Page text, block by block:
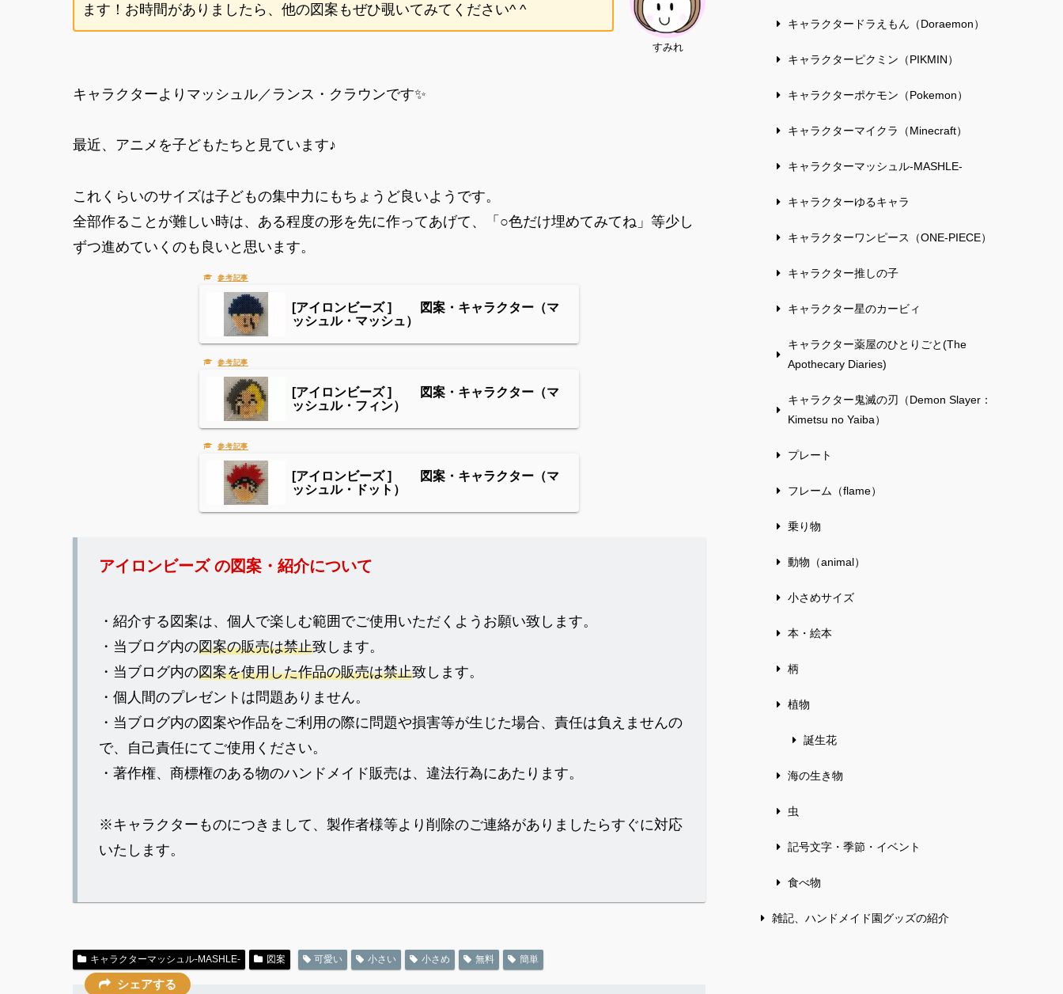
すみれ
ます！お時間がありましたら、他の図案もぜひ覗いてみてください^ ^
キャラクターよりマッシュル／ランス・クラウンです✨
最近、アニメを子どもたちと見ています♪
これくらいのサイズは子どもの集中力にもちょうど良いようです。
全部作ることが難しい時は、ある程度の形を先に作ってあげて、「○色だけ埋めてみてね」等少し
ずつ進めていくのも良いと思います。
[アイロンビーズ ] 図案・キャラクター（マ
ッシュル・マッシュ）
[アイロンビーズ ] 図案・キャラクター（マ
ッシュル・フィン）
[アイロンビーズ ] 図案・キャラクター（マ
ッシュル・ドット）
アイロンビーズ の図案・紹介について
・紹介する図案は、個人で楽しむ範囲でご使用いただくようお願い致します。
・当ブログ内の図案の販売は禁止致します。
・当ブログ内の図案を使用した作品の販売は禁止致します。
・個人間のプレゼントは問題ありません。
・当ブログ内の図案や作品をご利用の際に問題や損害等が生じた場合、責任は負えませんの
で、自己責任にてご使用ください。
・著作権、商標権のある物のハンドメイド販売は、違法行為にあたります。
※キャラクターものにつきまして、製作者様等より削除のご連絡がありましたらすぐに対応
いたします。
キャラクターマッシュル-MASHLE- 図案 可愛い 小さい 小さめ 無料 簡単
シェアする
キャラクタードラえもん（Doraemon）
キャラクターピクミン（PIKMIN）
キャラクターポケモン（Pokemon）
キャラクターマイクラ（Minecraft）
キャラクターマッシュル-MASHLE-
キャラクターゆるキャラ
キャラクターワンピース（ONE-PIECE）
キャラクター推しの子
キャラクター星のカービィ
キャラクター薬屋のひとりごと(The
Apothecary Diaries)
キャラクター鬼滅の刃（Demon Slayer：
Kimetsu no Yaiba）
プレート
フレーム（flame）
乗り物
動物（animal）
小さめサイズ
本・絵本
柄
植物
誕生花
海の生き物
虫
記号文字・季節・イベント
食べ物
雑記、ハンドメイド園グッズの紹介